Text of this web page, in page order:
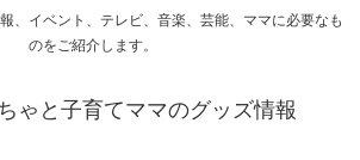
、イベント、テレビ、音楽、芸能、ママに必要なも
のをご紹介します。
ゃと子育てママのグッズ情報